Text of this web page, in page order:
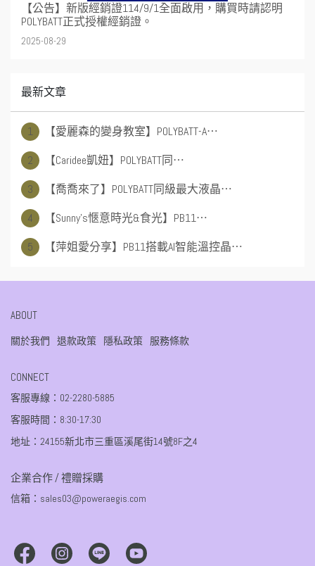
【公告】新版經銷證114/9/1全面啟用，購買時請認明
POLYBATT正式授權經銷證。
2025-08-29
最新文章
1
【愛麗森的變身教室】POLYBATT-A⋯
2
【Caridee凱妞】POLYBATT同⋯
3
【喬喬來了】POLYBATT同級最大液晶⋯
4
【Sunny's愜意時光&食光】PB11⋯
5
【萍姐愛分享】PB11搭載AI智能溫控晶⋯
ABOUT
關於我們 退款政策 隱私政策 服務條款
CONNECT
客服專線：02-2280-5885
客服時間：8:30-17:30
地址：24155新北市三重區溪尾街14號8F之4
企業合作 / 禮贈採購
信箱：sales03@poweraegis.com